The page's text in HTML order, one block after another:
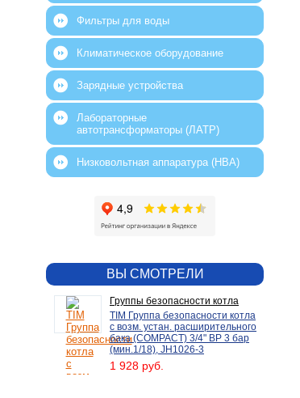
Фильтры для воды
Климатическое оборудование
Зарядные устройства
Лабораторные
автотрансформаторы (ЛАТР)
Низковольтная аппаратура (НВА)
ВЫ СМОТРЕЛИ
Группы безопасности котла
TIM Группа безопасности котла
с возм. устан. расширительного
бака (СОМРАСТ) 3/4" ВР 3 бар
(мин.1/18), JH1026-3
1 928 руб.